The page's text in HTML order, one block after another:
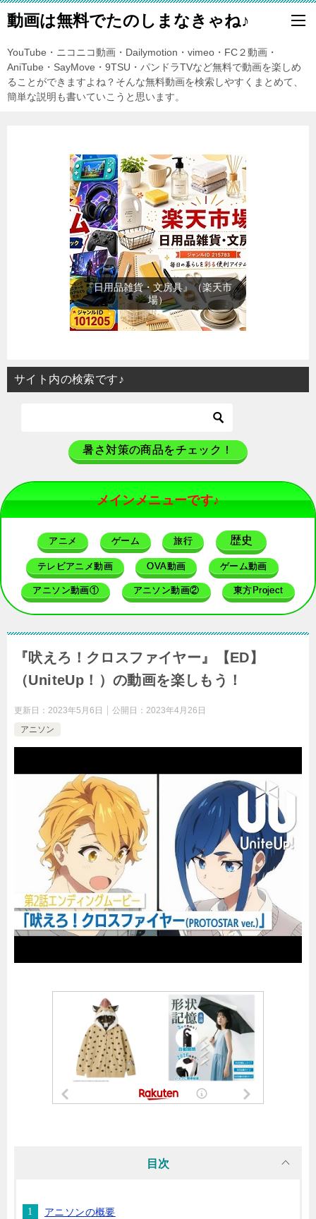
動画は無料でたのしまなきゃね♪
YouTube・ニコニコ動画・Dailymotion・vimeo・FC２動画・
AniTube・SayMove・9TSU・パンドラTVなど無料で動画を楽しめ
ることができますよね？そんな無料動画を検索しやすくまとめて、
簡単な説明も書いていこうと思います。
『日用品雑貨・文房具』（楽天市
場）
サイト内の検索です♪
暑さ対策の商品をチェック！
メインメニューです♪
アニメ ゲーム 旅行 歴史
テレビアニメ動画 OVA動画 ゲーム動画
アニソン動画① アニソン動画② 東方Project
『吠えろ！クロスファイヤー』【ED】
（UniteUp！）の動画を楽しもう！
更新日： 2023年5月6日 公開日： 2023年4月26日
アニソン
目次
アニソンの概要